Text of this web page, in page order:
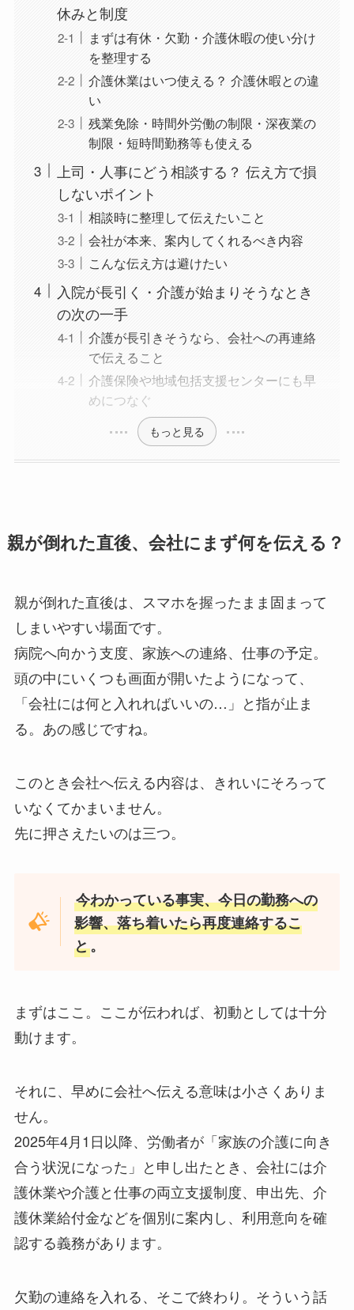
休みと制度
まずは有休・欠勤・介護休暇の使い分け
を整理する
介護休業はいつ使える？ 介護休暇との違
い
残業免除・時間外労働の制限・深夜業の
制限・短時間勤務等も使える
上司・人事にどう相談する？ 伝え方で損
しないポイント
相談時に整理して伝えたいこと
会社が本来、案内してくれるべき内容
こんな伝え方は避けたい
入院が長引く・介護が始まりそうなとき
の次の一手
介護が長引きそうなら、会社への再連絡
で伝えること
介護保険や地域包括支援センターにも早
めにつなぐ
もっと見る
親が倒れた直後、会社にまず何を伝える？
親が倒れた直後は、スマホを握ったまま固まって
しまいやすい場面です。
病院へ向かう支度、家族への連絡、仕事の予定。
頭の中にいくつも画面が開いたようになって、
「会社には何と入れればいいの…」と指が止ま
る。あの感じですね。
このとき会社へ伝える内容は、きれいにそろって
いなくてかまいません。
先に押さえたいのは三つ。
今わかっている事実、今日の勤務への
影響、落ち着いたら再度連絡するこ
と。
まずはここ。ここが伝われば、初動としては十分
動けます。
それに、早めに会社へ伝える意味は小さくありま
せん。
2025年4月1日以降、労働者が「家族の介護に向き
合う状況になった」と申し出たとき、会社には介
護休業や介護と仕事の両立支援制度、申出先、介
護休業給付金などを個別に案内し、利用意向を確
認する義務があります。
欠勤の連絡を入れる、そこで終わり。そういう話